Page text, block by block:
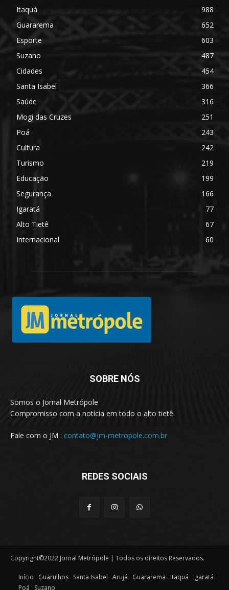
Itaquá
988
Guararema
652
Esporte
603
Suzano
487
Cidades
454
Santa Isabel
366
Saúde
316
Mogi das Cruzes
251
Poá
243
Cultura
242
Turismo
219
Educação
199
Segurança
166
Igaratá
77
Alto Tietê
67
Internacional
60
SOBRE NÓS
Somos o Jornal Metrópole
Compromisso com a notícia em todo o alto tietê.
Fale com o JM : contato@jm-metropole.com.br
REDES SOCIAIS
Copyright©2022 Jornal Metrópole | Todos os direitos Reservados.
Início Guarulhos Santa Isabel Arujá Guararema Itaquá
Igaratá
Poá
Suzano